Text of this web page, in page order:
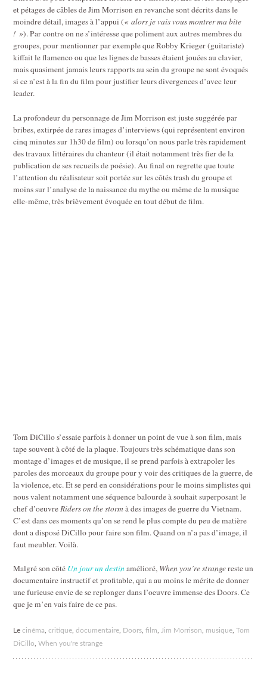
et pétages de câbles de Jim Morrison en revanche sont décrits dans le
moindre détail, images à l’appui (« alors je vais vous montrer ma bite
! »). Par contre on ne s’intéresse que poliment aux autres membres du
groupes, pour mentionner par exemple que Robby Krieger (guitariste)
kiffait le flamenco ou que les lignes de basses étaient jouées au clavier,
mais quasiment jamais leurs rapports au sein du groupe ne sont évoqués
si ce n’est à la fin du film pour justifier leurs divergences d’avec leur
leader.
La profondeur du personnage de Jim Morrison est juste suggérée par
bribes, extirpée de rares images d’interviews (qui représentent environ
cinq minutes sur 1h30 de film) ou lorsqu’on nous parle très rapidement
des travaux littéraires du chanteur (il était notamment très fier de la
publication de ses recueils de poésie). Au final on regrette que toute
l’attention du réalisateur soit portée sur les côtés trash du groupe et
moins sur l’analyse de la naissance du mythe ou même de la musique
elle-même, très brièvement évoquée en tout début de film.
Tom DiCillo s’essaie parfois à donner un point de vue à son film, mais
tape souvent à côté de la plaque. Toujours très schématique dans son
montage d’images et de musique, il se prend parfois à extrapoler les
paroles des morceaux du groupe pour y voir des critiques de la guerre, de
la violence, etc. Et se perd en considérations pour le moins simplistes qui
nous valent notamment une séquence balourde à souhait superposant le
chef d’oeuvreRiders on the stormà des images de guerre du Vietnam.
C’est dans ces moments qu’on se rend le plus compte du peu de matière
dont a disposé DiCillo pour faire son film. Quand on n’a pas d’image, il
faut meubler. Voilà.
Malgré son côté Un jour un destinamélioré, When you’re strangereste un
documentaire instructif et profitable, qui a au moins le mérite de donner
une furieuse envie de se replonger dans l’oeuvre immense des Doors. Ce
que je m’en vais faire de ce pas.
Lecinéma ,critique ,documentaire Doors ,film Jim Morrison musique ,Tom
DiCillo ,When you're strange